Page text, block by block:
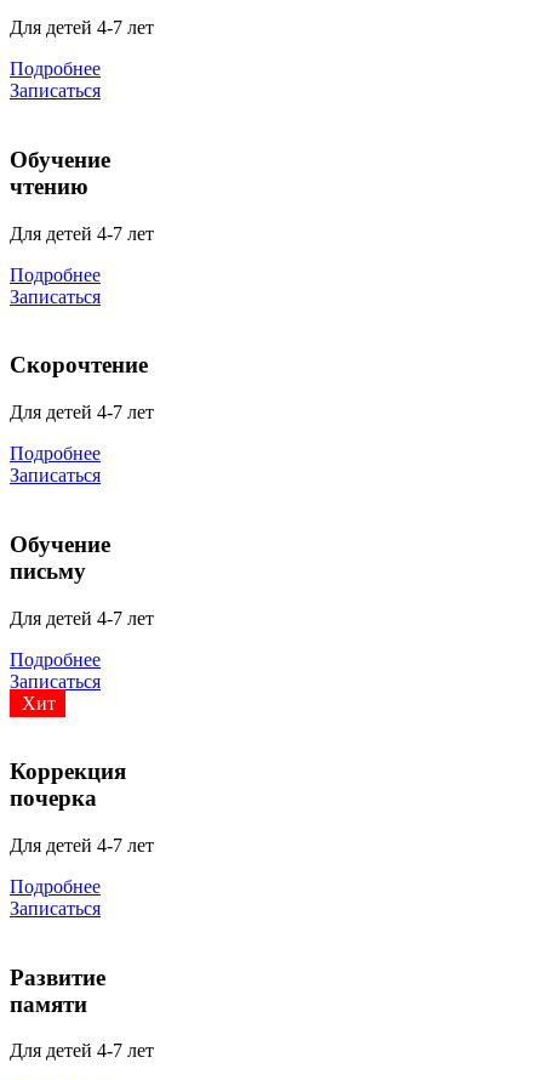
Для детей 4-7 лет
Подробнее
Записаться
Обучение
чтению
Для детей 4-7 лет
Подробнее
Записаться
Скорочтение
Для детей 4-7 лет
Подробнее
Записаться
Обучение
письму
Для детей 4-7 лет
Подробнее
Записаться
Хит
Коррекция
почерка
Для детей 4-7 лет
Подробнее
Записаться
Развитие
памяти
Для детей 4-7 лет